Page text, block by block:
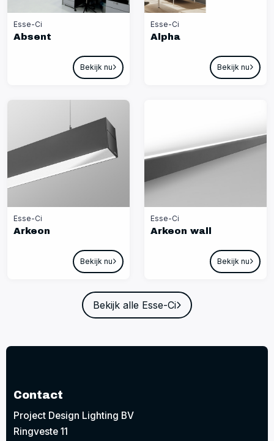
Esse-Ci
Absent
Bekijk nu
Esse-Ci
Alpha
Bekijk nu
Esse-Ci
Arkeon
Bekijk nu
Esse-Ci
Arkeon wall
Bekijk nu
Bekijk alle Esse-Ci
Contact
Project Design Lighting BV
Ringveste 11